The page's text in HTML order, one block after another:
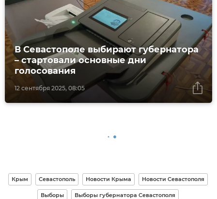
12 сентября 2025, 08:05
В Севастополе выбирают губернатора
– стартовали основные дни
голосования
Крым Севастополь Новости Крыма Новости Севастополя
Выборы Выборы губернатора Севастополя